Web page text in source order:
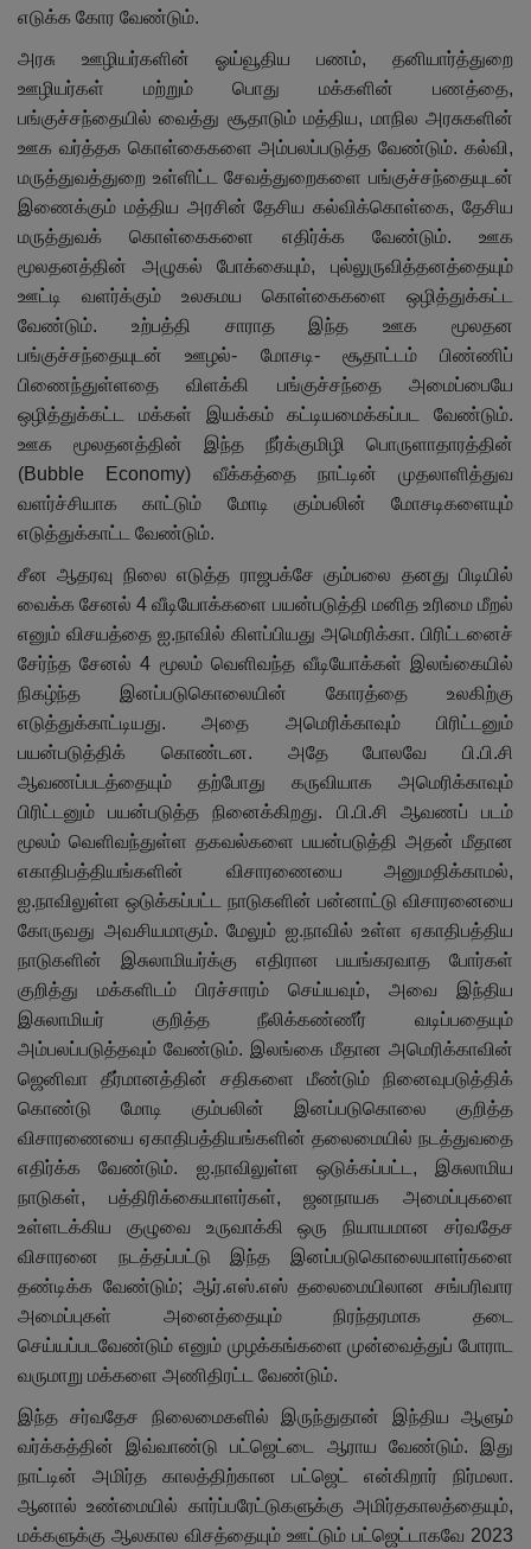
எடுக்க கோர வேண்டும்.
அரசு ஊழியர்களின் ஓய்வூதிய பணம், தனியார்த்துறை
ஊழியர்கள் மற்றும் பொது மக்களின் பணத்தை,
பங்குச்சந்தையில் வைத்து சூதாடும் மத்திய, மாநில அரசுகளின்
ஊக வர்த்தக கொள்கைகளை அம்பலப்படுத்த வேண்டும். கல்வி,
மருத்துவத்துறை உள்ளிட்ட சேவத்துறைகளை பங்குச்சந்தையுடன்
இணைக்கும் மத்திய அரசின் தேசிய கல்விக்கொள்கை, தேசிய
மருத்துவக் கொள்கைகளை எதிர்க்க வேண்டும். ஊக
மூலதனத்தின் அழுகல் போக்கையும், புல்லுருவித்தனத்தையும்
ஊட்டி வளர்க்கும் உலகமய கொள்கைகளை ஒழித்துக்கட்ட
வேண்டும். உற்பத்தி சாராத இந்த ஊக மூலதன
பங்குச்சந்தையுடன் ஊழல்- மோசடி- சூதாட்டம் பிண்ணிப்
பிணைந்துள்ளதை விளக்கி பங்குச்சந்தை அமைப்பையே
ஒழித்துக்கட்ட மக்கள் இயக்கம் கட்டியமைக்கப்பட வேண்டும்.
ஊக மூலதனத்தின் இந்த நீர்க்குமிழி பொருளாதாரத்தின்
(Bubble Economy) வீக்கத்தை நாட்டின் முதலாளித்துவ
வளர்ச்சியாக காட்டும் மோடி கும்பலின் மோசடிகளையும்
எடுத்துக்காட்ட வேண்டும்.
சீன ஆதரவு நிலை எடுத்த ராஜபக்சே கும்பலை தனது பிடியில்
வைக்க சேனல் 4 வீடியோக்களை பயன்படுத்தி மனித உரிமை மீறல்
எனும் விசயத்தை ஐ.நாவில் கிளப்பியது அமெரிக்கா. பிரிட்டனைச்
சேர்ந்த சேனல் 4 மூலம் வெளிவந்த வீடியோக்கள் இலங்கையில்
நிகழ்ந்த இனப்படுகொலையின் கோரத்தை உலகிற்கு
எடுத்துக்காட்டியது. அதை அமெரிக்காவும் பிரிட்டனும்
பயன்படுத்திக் கொண்டன. அதே போலவே பி.பி.சி
ஆவணப்படத்தையும் தற்போது கருவியாக அமெரிக்காவும்
பிரிட்டனும் பயன்படுத்த நினைக்கிறது. பி.பி.சி ஆவணப் படம்
மூலம் வெளிவந்துள்ள தகவல்களை பயன்படுத்தி அதன் மீதான
எகாதிபத்தியங்களின் விசாரணையை அனுமதிக்காமல்,
ஐ.நாவிலுள்ள ஒடுக்கப்பட்ட நாடுகளின் பன்னாட்டு விசாரனையை
கோருவது அவசியமாகும். மேலும் ஐ.நாவில் உள்ள ஏகாதிபத்திய
நாடுகளின் இசுலாமியர்க்கு எதிரான பயங்கரவாத போர்கள்
குறித்து மக்களிடம் பிரச்சாரம் செய்யவும், அவை இந்திய
இசுலாமியர் குறித்த நீலிக்கண்ணீர் வடிப்பதையும்
அம்பலப்படுத்தவும் வேண்டும். இலங்கை மீதான அமெரிக்காவின்
ஜெனிவா தீர்மானத்தின் சதிகளை மீண்டும் நினைவுபடுத்திக்
கொண்டு மோடி கும்பலின் இனப்படுகொலை குறித்த
விசாரணையை ஏகாதிபத்தியங்களின் தலைமையில் நடத்துவதை
எதிர்க்க வேண்டும். ஐ.நாவிலுள்ள ஒடுக்கப்பட்ட, இசுலாமிய
நாடுகள், பத்திரிக்கையாளர்கள், ஜனநாயக அமைப்புகளை
உள்ளடக்கிய குழுவை உருவாக்கி ஒரு நியாயமான சர்வதேச
விசாரனை நடத்தப்பட்டு இந்த இனப்படுகொலையாளர்களை
தண்டிக்க வேண்டும்; ஆர்.எஸ்.எஸ் தலைமையிலான சங்பரிவார
அமைப்புகள் அனைத்தையும் நிரந்தரமாக தடை
செய்யப்படவேண்டும் எனும் முழக்கங்களை முன்வைத்துப் போராட
வருமாறு மக்களை அணிதிரட்ட வேண்டும்.
இந்த சர்வதேச நிலைமைகளில் இருந்துதான் இந்திய ஆளும்
வர்க்கத்தின் இவ்வாண்டு பட்ஜெட்டை ஆராய வேண்டும். இது
நாட்டின் அமிர்த காலத்திற்கான பட்ஜெட் என்கிறார் நிர்மலா.
ஆனால் உண்மையில் கார்ப்பரேட்டுகளுக்கு அமிர்தகாலத்தையும்,
மக்களுக்கு ஆலகால விசத்தையும் ஊட்டும் பட்ஜெட்டாகவே 2023